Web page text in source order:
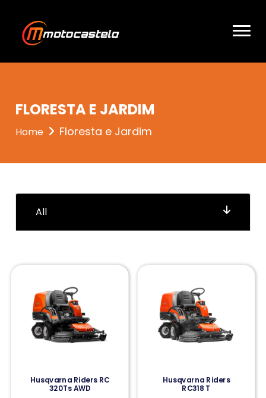
FLORESTA E JARDIM
Home Floresta e Jardim
All
Husqvarna Riders RC
320Ts AWD
Husqvarna Riders
RC318 T